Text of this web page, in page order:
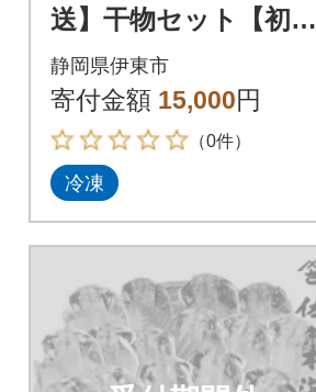
送】干物セット【初島
C】特トロあじ・中あ
じ各8枚 伊豆・伊東
の干物詰め合わせ
静岡県伊東市
寄付金額 15,000円
（0件）
冷凍